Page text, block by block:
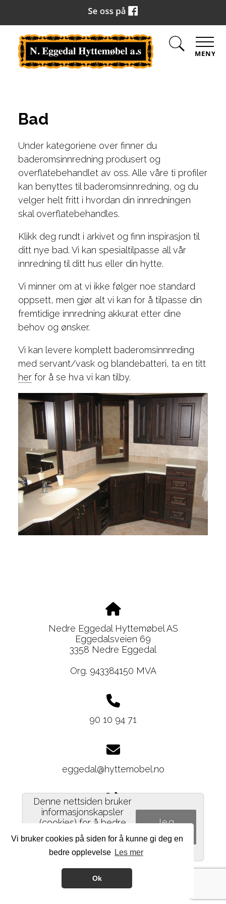
Vi bruker cookies på siden for å kunne gi deg en
bedre opplevelse Les mer
Ok
MENY
Bad
Under kategoriene over finner du
baderomsinnredning produsert og
overflatebehandlet av oss. Alle våre ti profiler
kan benyttes til baderomsinnredning, og du
velger helt fritt i hvordan din innredningen
skal overflatebehandles.
Klikk deg rundt i arkivet og finn inspirasjon til
ditt nye bad. Vi kan spesialtilpasse all vår
innredning til ditt hus eller din hytte.
Vi minner om at vi ikke følger noe standard
oppsett, men gjør alt vi kan for å tilpasse din
fremtidige innredning akkurat etter dine
behov og ønsker.
Vi kan levere komplett baderomsinnreding
med servant/vask og blandebatteri, ta en titt
herfor å se hva vi kan tilby.
Nedre Eggedal Hyttemøbel AS
Eggedalsveien 69
3358 Nedre Eggedal
Org. 943384150 MVA
90 10 94 71
eggedal@hyttemobel.no
Del nettside
Denne nettsiden bruker
informasjonskapsler
(cookies) for å bedre
brukeropplevelsen.
Les
mer
Jeg
LOGG INN